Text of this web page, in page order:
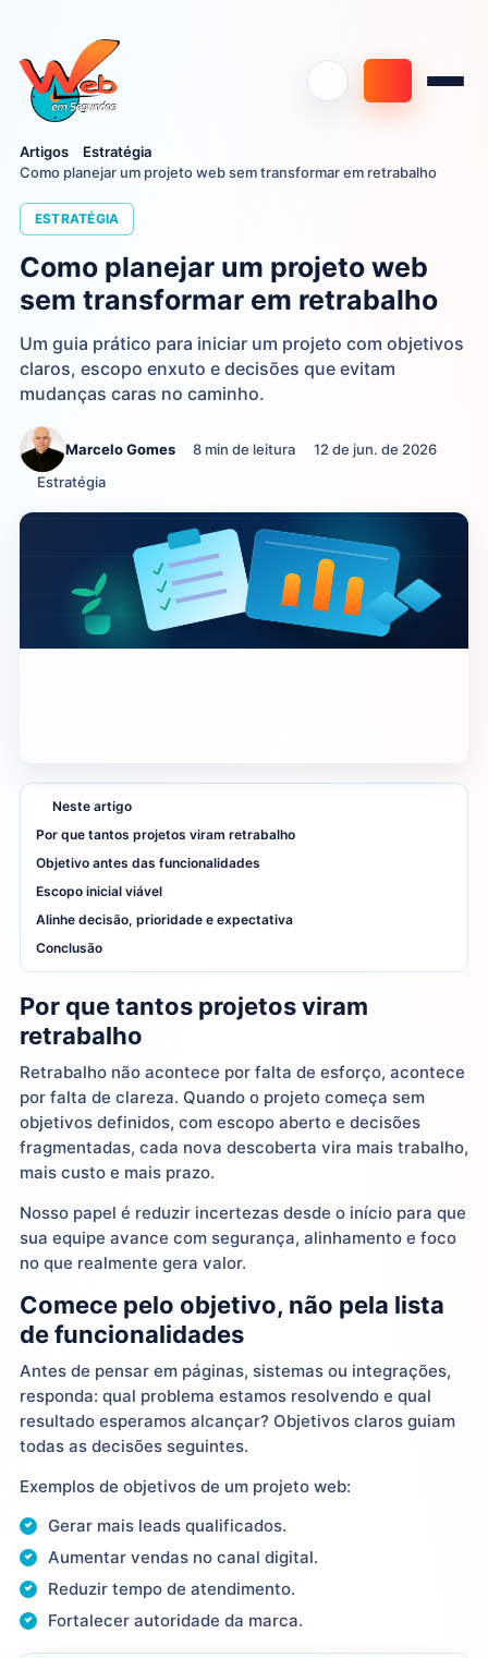
Artigos
Estratégia
Como planejar um projeto web sem transformar em retrabalho
ESTRATÉGIA
Como planejar um projeto web
sem transformar em retrabalho
Um guia prático para iniciar um projeto com objetivos
claros, escopo enxuto e decisões que evitam
mudanças caras no caminho.
Marcelo Gomes 8 min de leitura
12 de jun. de 2026
Estratégia
Neste artigo
Por que tantos projetos viram retrabalho
Objetivo antes das funcionalidades
Escopo inicial viável
Alinhe decisão, prioridade e expectativa
Conclusão
Por que tantos projetos viram
retrabalho
Retrabalho não acontece por falta de esforço, acontece
por falta de clareza. Quando o projeto começa sem
objetivos definidos, com escopo aberto e decisões
fragmentadas, cada nova descoberta vira mais trabalho,
mais custo e mais prazo.
Nosso papel é reduzir incertezas desde o início para que
sua equipe avance com segurança, alinhamento e foco
no que realmente gera valor.
Comece pelo objetivo, não pela lista
de funcionalidades
Antes de pensar em páginas, sistemas ou integrações,
responda: qual problema estamos resolvendo e qual
resultado esperamos alcançar? Objetivos claros guiam
todas as decisões seguintes.
Exemplos de objetivos de um projeto web:
Gerar mais leads qualificados.
Aumentar vendas no canal digital.
Reduzir tempo de atendimento.
Fortalecer autoridade da marca.